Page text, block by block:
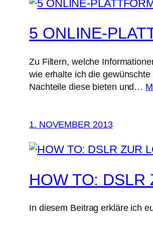
5 ONLINE-
Zu Filtern, welche
wie erhalte ich die
Nachteile diese bieten und…
1. NOVEMBER 2013
HOW TO: DSLR
In diesem Beitrag erkläre ich